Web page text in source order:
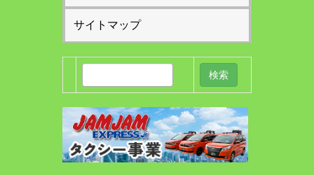
サイトマップ